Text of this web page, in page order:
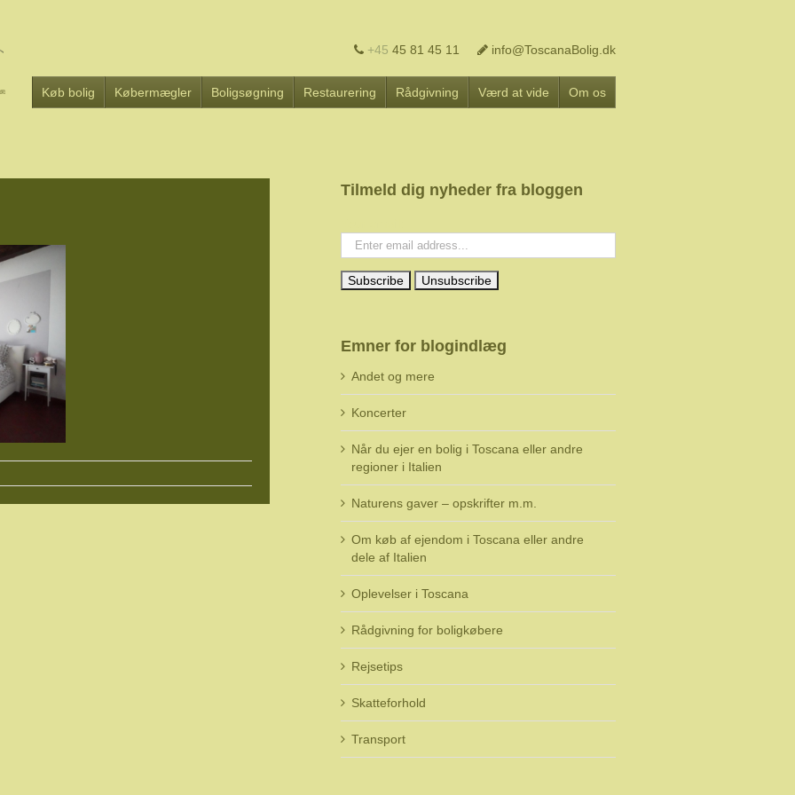
+45 45 81 45 11 info@ToscanaBolig.dk
Køb bolig Købermægler Boligsøgning Restaurering Rådgivning Værd at vide Om os
Tilmeld dig nyheder fra bloggen
Emner for blogindlæg
Andet og mere
Koncerter
Når du ejer en bolig i Toscana eller andre
regioner i Italien
Naturens gaver – opskrifter m.m.
Om køb af ejendom i Toscana eller andre
dele af Italien
Oplevelser i Toscana
Rådgivning for boligkøbere
Rejsetips
Skatteforhold
Transport